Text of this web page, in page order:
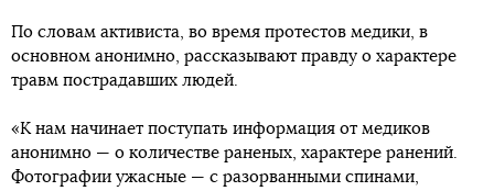
По словам активиста, во время протестов медики, в
основном анонимно, рассказывают правду о характере
травм пострадавших людей.
«К нам начинает поступать информация от медиков
анонимно — о количестве раненых, характере ранений.
Фотографии ужасные — с разорванными спинами,